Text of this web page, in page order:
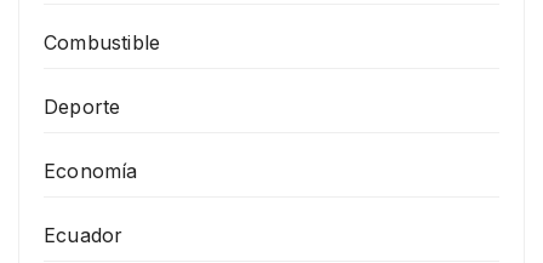
Combustible
Deporte
Economía
Ecuador